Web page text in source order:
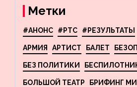
Метки
#АНОНС #РТС #РЕЗУЛЬТАТЫ
АРМИЯ АРТИСТ БАЛЕТ
БЕЗ ПОЛИТИКИ
БОЛЬШОЙ ТЕАТР БРИФИНГ